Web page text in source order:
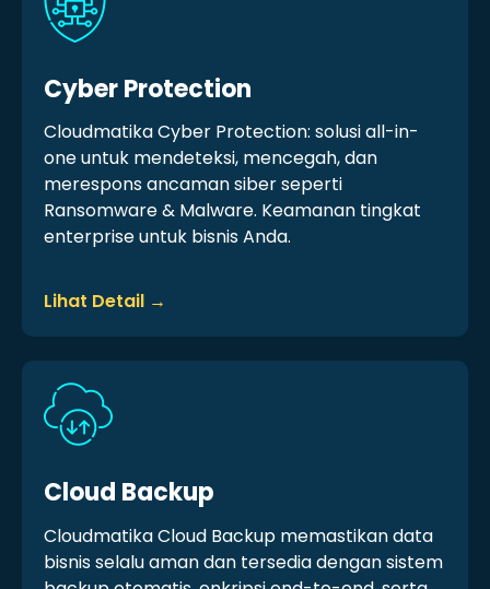
Cyber Protection
Cloudmatika Cyber Protection: solusi all-in-
one untuk mendeteksi, mencegah, dan
merespons ancaman siber seperti
Ransomware & Malware. Keamanan tingkat
enterprise untuk bisnis Anda.
Lihat Detail →
Cloud Backup
Cloudmatika Cloud Backup memastikan data
bisnis selalu aman dan tersedia dengan sistem